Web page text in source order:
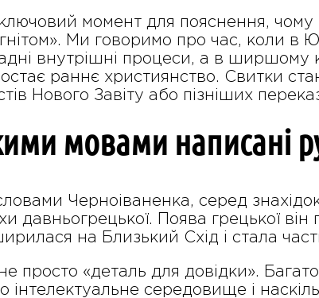
момент для пояснення,
Ми говоримо про час, коли в
внутрішні процеси, а в ширшому
раннє християнство. Свитки
Нового Завіту або пізніших
мовами написані
Черноіваненка, серед
давньогрецької. Поява грецької він
на Близький Схід і стала
просто «деталь для довідки».
інтелектуальне середовище і